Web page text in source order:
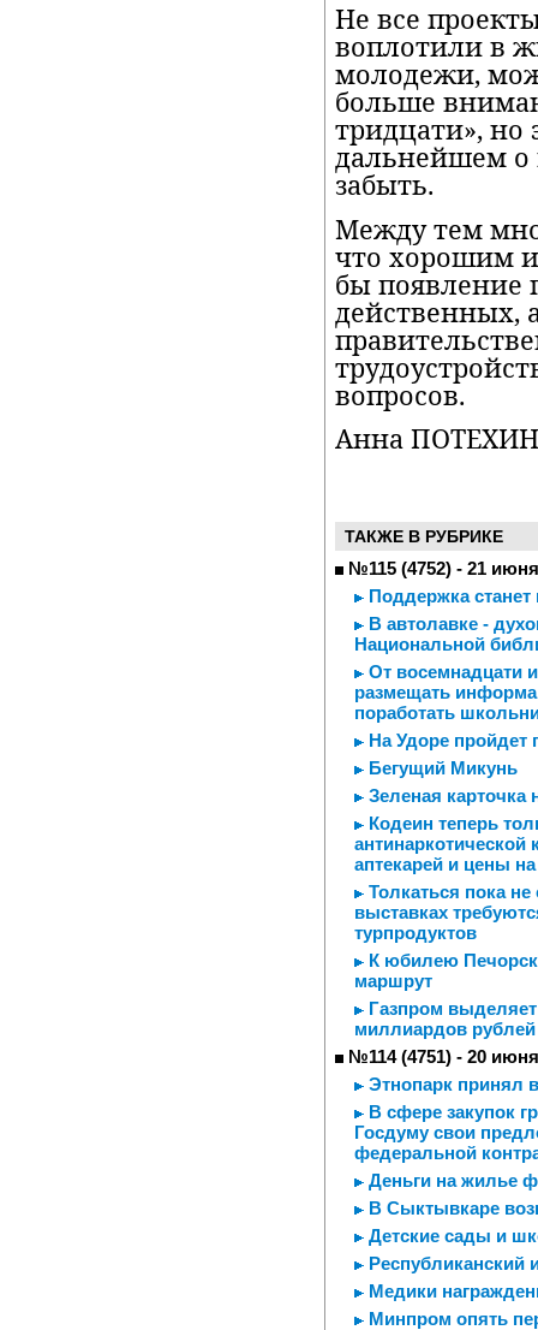
Не все
воплотили в
молодежи,
больше
тридцати», но
дальнейшем о
забыть.
Между тем
что хорошим
бы появление
действенных,
вопросов.
Анна
ТАКЖЕ В РУБРИКЕ
№115 (4752) - 21
Поддержка станет
В автолавке -
Национальной
От восемнадцати
размещать
поработать
На Удоре пройдет
Бегущий Микунь
Зеленая карточка
Кодеин теперь
антинаркотической
аптекарей и цены
Толкаться пока
выставках
турпродуктов
К юбилею
маршрут
Газпром
миллиардов рублей
№114 (4751) - 20
Этнопарк принял
В сфере закупок
Госдуму свои
федеральной
Деньги на жилье
В Сыктывкаре
Детские сады и
Республиканский
Медики
Минпром опять